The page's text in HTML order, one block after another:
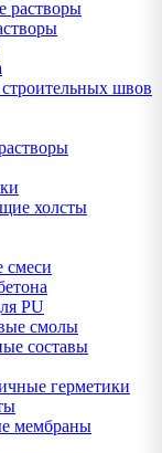
растворы
швов
холсты
смеси
PU
смолы
составы
герметики
мембраны